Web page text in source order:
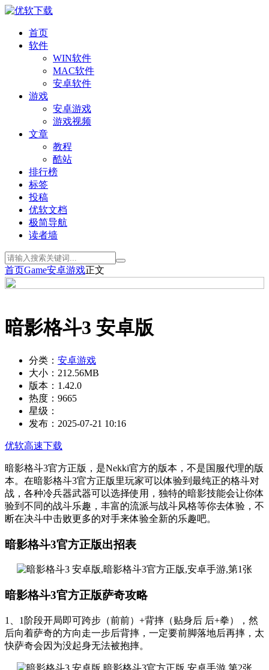
首页
软件
WIN软件
MAC软件
安卓软件
游戏
安卓游戏
游戏视频
文章
教程
酷站
排行榜
标签
投稿
优软文档
极简导航
读者墙
首页Game安卓游戏正文
暗影格斗3 安卓版
分类： 安卓游戏
大小： 212.56MB
版本： 1.42.0
热度： 9665
星级：
发布： 2025-07-21 10:16
优软高速下载
暗影格斗3官方正版，是Nekki官方的版本，不是国服代理的版
本。在暗影格斗3官方正版里玩家可以体验到最纯正的格斗对
战，各种冷兵器武器可以选择使用，独特的暗影技能会让你体
验到不同的战斗乐趣，丰富的流派与战斗风格等你去体验，不
断在决斗中击败更多的对手来体验全新的乐趣吧。
暗影格斗3官方正版出招表
暗影格斗3官方正版萨奇攻略
1、1阶段开局即可跨步（前前）+背摔（贴身后 后+拳），然
后向着萨奇的方向走一步后背摔，一定要前脚落地后再摔，太
快萨奇会因为没起身无法被抱摔。